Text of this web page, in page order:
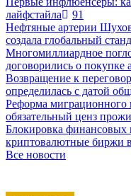
лайфстайла
91
Нефтяные артерии
создала глобальный
Многомиллиардное
договорились о покупке
Возвращение к
определилась с датой
Реформа миграционного
обязательный ценз
Блокировка
криптовалютные биржи
Все новости